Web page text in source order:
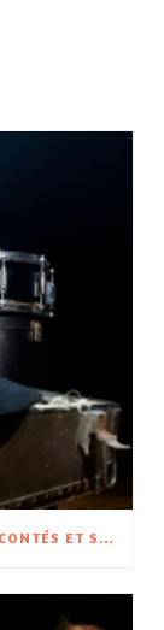
WAGON D’HISTOIRES – ENTRE-SORTS RACONTÉS ET SPECTACLE